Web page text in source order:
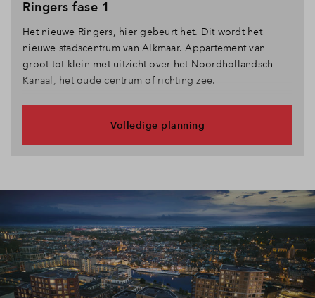
Ringers fase 1
Het nieuwe Ringers, hier gebeurt het. Dit wordt het
nieuwe stadscentrum van Alkmaar. Appartement van
groot tot klein met uitzicht over het Noordhollandsch
Kanaal, het oude centrum of richting zee.
Volledige planning